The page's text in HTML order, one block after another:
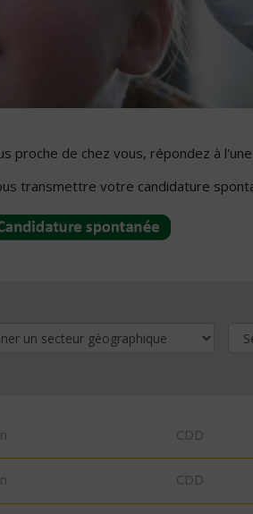
proche de chez vous, répondez à
transmettre votre candidature
CDD
CDD